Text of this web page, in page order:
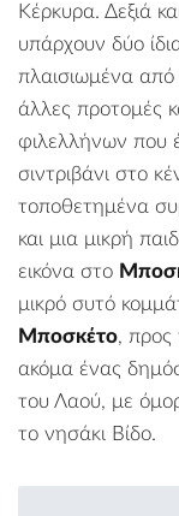
Κέρκυρα. Δεξιά
υπάρχουν δύο
πλαισιωμένα από
άλλες προτομές
φιλελλήνων που
σιντριβάνι στο
τοποθετημένα
και μια μικρή
εικόνα στο
μικρό συτό
Μποσκέτο, προς
ακόμα ένας
του Λαού, με
το νησάκι Βίδο.